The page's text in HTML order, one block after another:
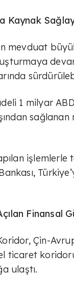
Kaynak
mevduat
1 milyar
Finansal
Çin-
ticaret
ulaştı.